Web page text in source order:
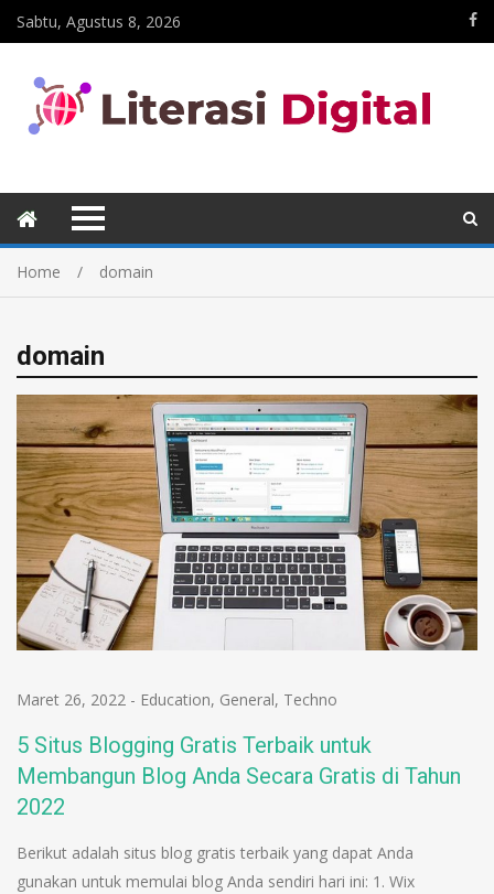
Sabtu, Agustus 8, 2026
Home domain
domain
Maret 26, 2022 - Education, General, Techno
5 Situs Blogging Gratis Terbaik untuk
Membangun Blog Anda Secara Gratis di Tahun
2022
Berikut adalah situs blog gratis terbaik yang dapat Anda
gunakan untuk memulai blog Anda sendiri hari ini: 1. Wix